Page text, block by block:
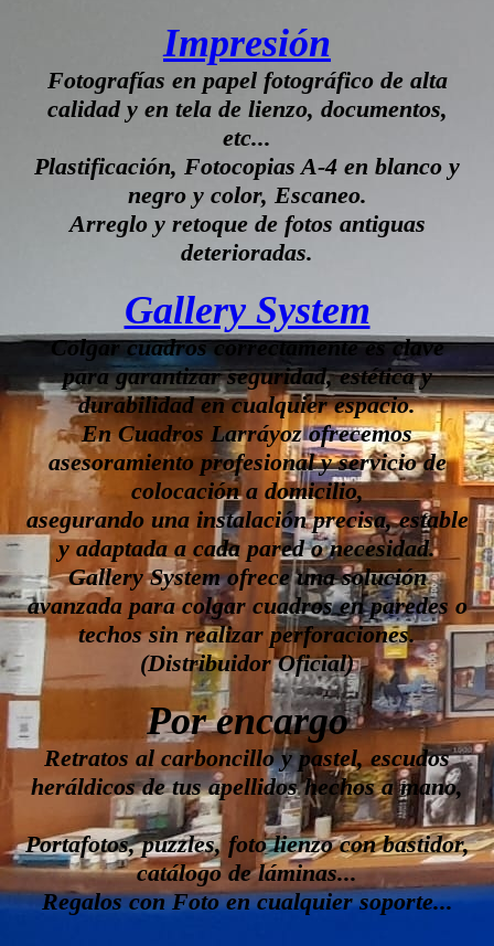
Impresión
Fotografías en papel fotográfico de alta
calidad y en tela de lienzo, documentos,
etc...
Plastificación, Fotocopias A-4 en blanco y
negro y color, Escaneo.
Arreglo y retoque de fotos antiguas
deterioradas.
Gallery System
Colgar cuadros correctamente es clave
para garantizar seguridad, estética y
durabilidad en cualquier espacio.
En Cuadros Larráyoz ofrecemos
asesoramiento profesional y servicio de
colocación a domicilio,
asegurando una instalación precisa, estable
y adaptada a cada pared o necesidad.
Gallery System ofrece una solución
avanzada para colgar cuadros en paredes o
techos sin realizar perforaciones.
(Distribuidor Oficial)
Por encargo
Retratos al carboncillo y pastel, escudos
heráldicos de tus apellidos hechos a mano,
Portafotos, puzzles, foto lienzo con bastidor,
catálogo de láminas...
Regalos con Foto en cualquier soporte...